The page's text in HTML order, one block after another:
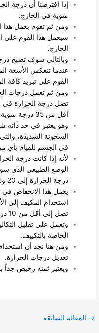
مئوية في الخارج.
ومن ثم تقوم بعمل
سيعمل هذا الفوم
الخارج.
وبالتالي سوف تصبح
عندما تنعكس الأشعة
الفوم على تبريد كافة
ومن ثم تعمل درجات
أقل من 35 درجة مئوية.
وهو يعتبر في حد ذاته
السخونة الشديدة،
في الجسم للقيام بأي
الوضع الطبيعي الذي
درجة الحرارة إلى 20 و25 درجة مئوية.
يعمل هذا الانخفاض في
استخدام المكيف إلى
تصل إلى أقل من 10 درجات مئوية.
وتعمل على تقليل
الخاصة بالتكييف.
ومن هنا نجد أن
تعديل درجات الحرارة.
ويعتبر ثمنه رخيص جداً
→ المقالة السابقة